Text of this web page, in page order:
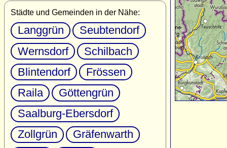
Städte und Gemeinden in der Nähe:
Langgrün
Seubtendorf
Wernsdorf
Schilbach
Blintendorf
Frössen
Raila
Göttengrün
Saalburg-Ebersdorf
Zollgrün
Gräfenwarth